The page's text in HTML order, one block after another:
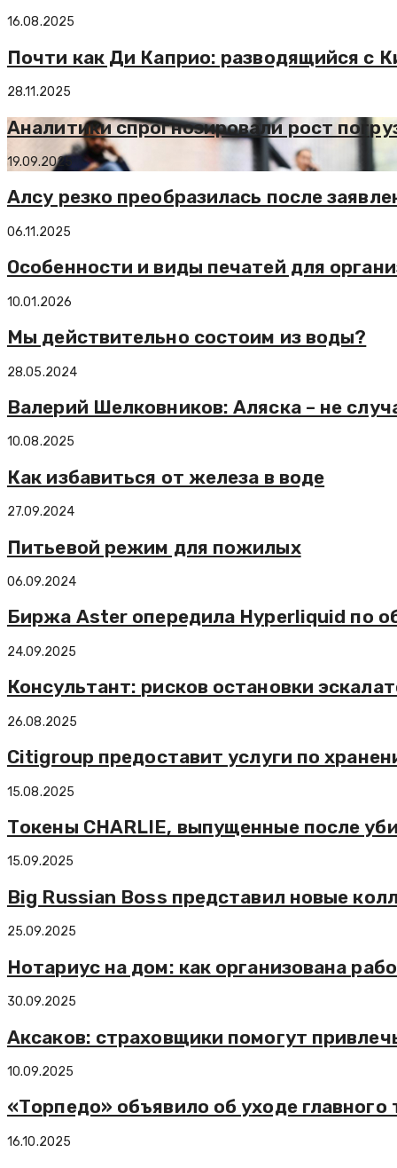
16.08.2025
Почти как Ди Каприо: разводящийся с
28.11.2025
Аналитики спрогнозировали рост
19.09.2025
Алсу резко преобразилась после
06.11.2025
Особенности и виды печатей для
10.01.2026
Мы действительно состоим из воды?
28.05.2024
Валерий Шелковников: Аляска – не
10.08.2025
Как избавиться от железа в воде
27.09.2024
Питьевой режим для пожилых
06.09.2024
Биржа Aster опередила Hyperliquid по
24.09.2025
Консультант: рисков остановки
26.08.2025
Citigroup предоставит услуги по
15.08.2025
Токены CHARLIE, выпущенные после
15.09.2025
Big Russian Boss представил новые
25.09.2025
Нотариус на дом: как организована
30.09.2025
Аксаков: страховщики помогут
10.09.2025
«Торпедо» объявило об уходе
16.10.2025